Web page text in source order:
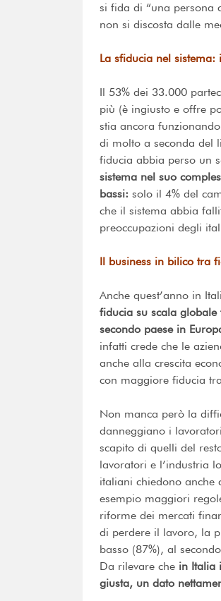
si fida di “una persona
non si discosta dalle
La sfiducia nel
Il 53% dei 33.000
più (è ingiusto e offre
stia ancora
di molto a seconda del
fiducia abbia perso un
sistema nel suo
bassi: solo il 4% del
che il sistema abbia
preoccupazioni degli
Il business in bilico tra
Anche quest’anno in
fiducia su scala
secondo paese in
infatti crede che le
anche alla crescita
con maggiore fiducia
Non manca però la
danneggiano i
scapito di quelli del
lavoratori e l’industria
italiani chiedono anche
esempio maggiori
riforme dei mercati
di perdere il lavoro, la
basso (87%), al
Da rilevare che in Italia
giusta, un dato